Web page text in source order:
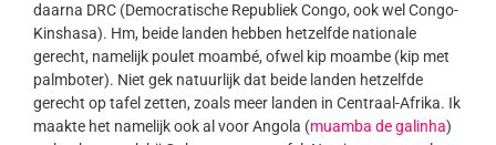
daarna DRC (Democratische Republiek Congo, ook wel Congo-
Kinshasa). Hm, beide landen hebben hetzelfde nationale
gerecht, namelijk poulet moambé, ofwel kip moambe (kip met
palmboter). Niet gek natuurlijk dat beide landen hetzelfde
gerecht op tafel zetten, zoals meer landen in Centraal-Afrika. Ik
maakte het namelijk ook al voor Angola (muamba de galinha)